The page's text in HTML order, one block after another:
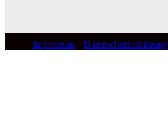
Impressum Datenschutzerklärung